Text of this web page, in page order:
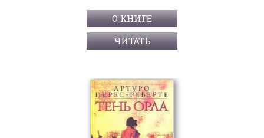
О КНИГЕ
ЧИТАТЬ